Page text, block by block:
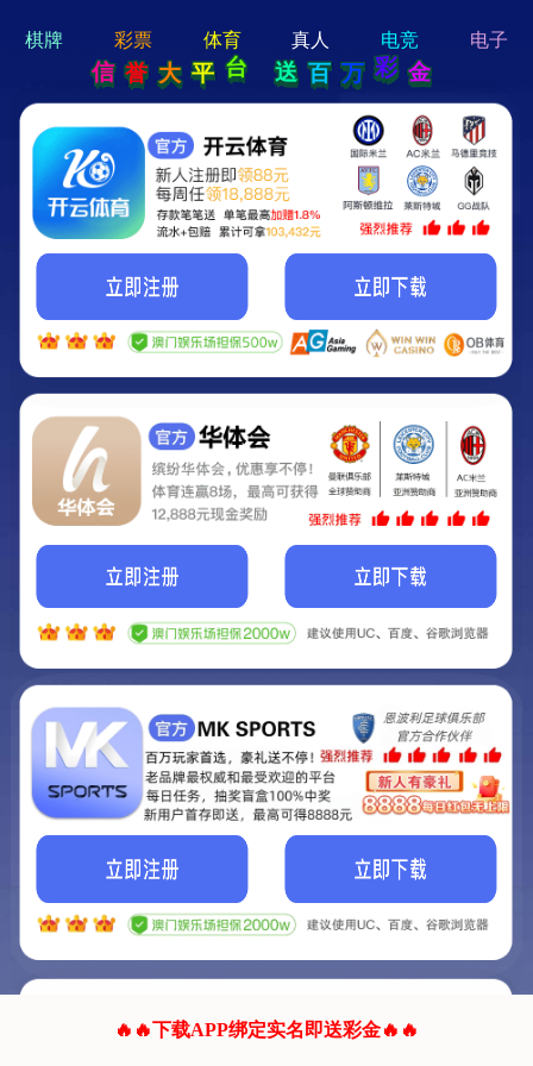
hi 💗
Hey Guys!
我们即将上线啦...
我们的网站正在建设.
它将是非常棒的网站.
联系我们!